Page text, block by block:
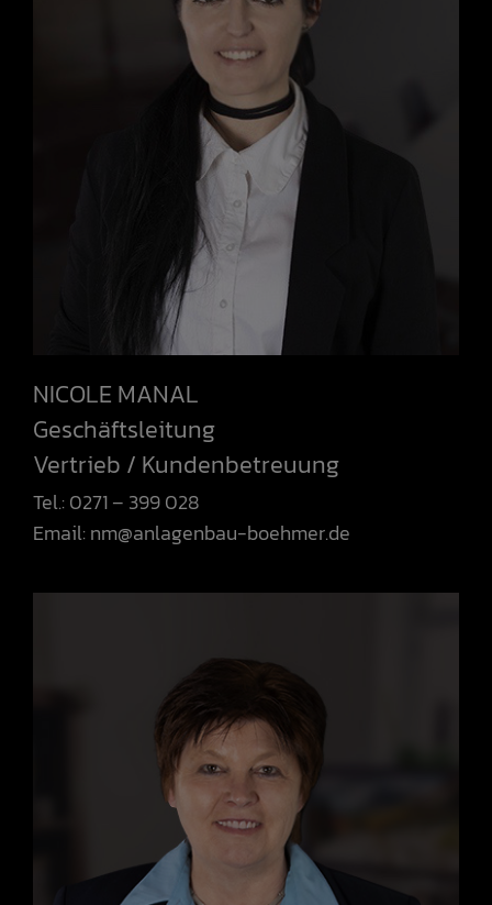
NICOLE MANAL
Geschäftsleitung
Vertrieb / Kundenbetreuung
Tel.: 0271 – 399 028
Email:nm@anlagenbau-boehmer.de